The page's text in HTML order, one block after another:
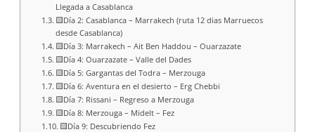
Llegada a Casablanca
🟨Día 2: Casablanca – Marrakech (ruta 12 dias Marruecos
desde Casablanca)
🟨Día 3: Marrakech – Ait Ben Haddou – Ouarzazate
🟨Día 4: Ouarzazate – Valle del Dades
🟨Día 5: Gargantas del Todra – Merzouga
🟨Día 6: Aventura en el desierto – Erg Chebbi
🟨Día 7: Rissani – Regreso a Merzouga
🟨Día 8: Merzouga – Midelt – Fez
🟨Día 9: Descubriendo Fez